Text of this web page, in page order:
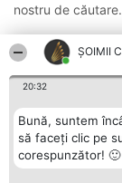
ȘOIMII
20:32
Bună, suntem
să faceți clic pe
corespunzător! 🙂
nostru de